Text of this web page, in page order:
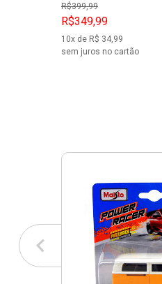
R$399,99
R$349,99
10x de R$ 34,99
sem juros no cartão